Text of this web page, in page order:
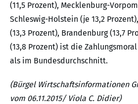
(11,5 Prozent), Mecklenburg-
Schleswig-Holstein (je 13,2
(13,3 Prozent), Brandenburg (13,7
(13,8 Prozent) ist die
als im Bundesdurchschnitt.
(Bürgel Wirtschaftsinformationen
vom 06.11.2015/ Viola C. Didier)